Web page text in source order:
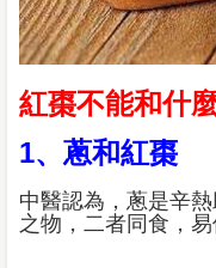
紅棗不能和什
1、蔥和紅棗
中醫認為，蔥是辛
之物，二者同食，易